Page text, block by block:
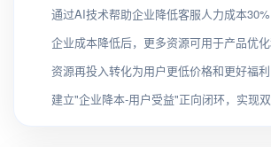
通过AI技术帮助企业降低客服人力成本
企业成本降低后，更多资源可用于产品优
资源再投入转化为用户更低价格和更好福利
建立"企业降本-用户受益"正向闭环，实现